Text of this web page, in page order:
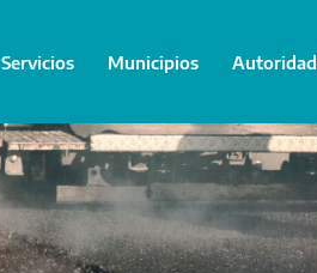
Servicios Municipios